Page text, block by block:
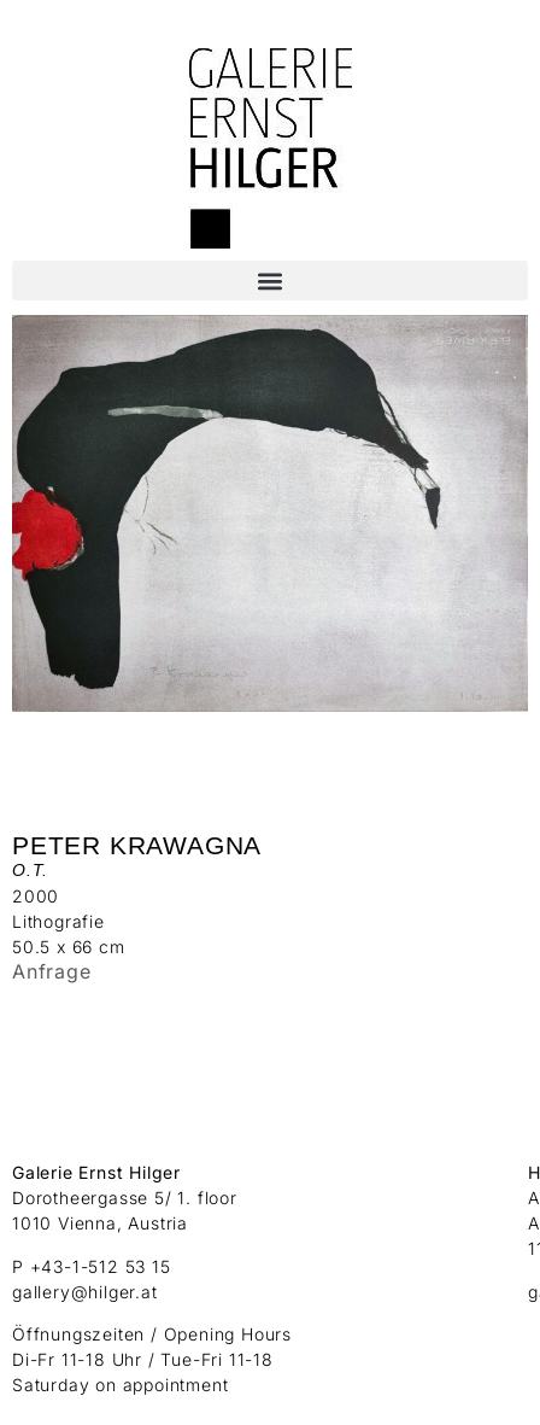
PETER KRAWAGNA
O.T.
2000
Lithografie
50.5 x 66 cm
Anfrage
Galerie Ernst Hilger
Dorotheergasse 5/ 1. floor
1010 Vienna, Austria
P +43-1-512 53 15
gallery@hilger.at
Öffnungszeiten / Opening Hours
Di-Fr 11-18 Uhr / Tue-Fri 11-18
Saturday on appointment